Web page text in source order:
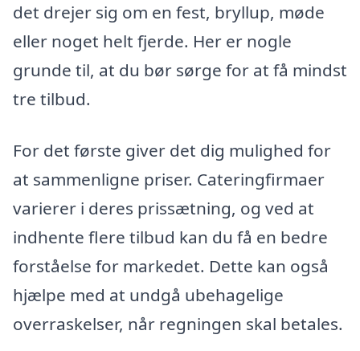
det drejer sig om en fest, bryllup, møde
eller noget helt fjerde. Her er nogle
grunde til, at du bør sørge for at få mindst
tre tilbud.
For det første giver det dig mulighed for
at sammenligne priser. Cateringfirmaer
varierer i deres prissætning, og ved at
indhente flere tilbud kan du få en bedre
forståelse for markedet. Dette kan også
hjælpe med at undgå ubehagelige
overraskelser, når regningen skal betales.